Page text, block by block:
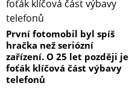
První fotomobil byl spíš
hračka než seriózní
zařízení. O 25 let později je
foťák klíčová část výbavy
telefonů